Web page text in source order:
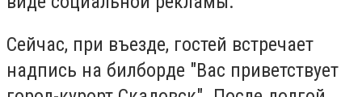
Сейчас, при въезде, гостей встречает
надпись на билборде "Вас приветствует